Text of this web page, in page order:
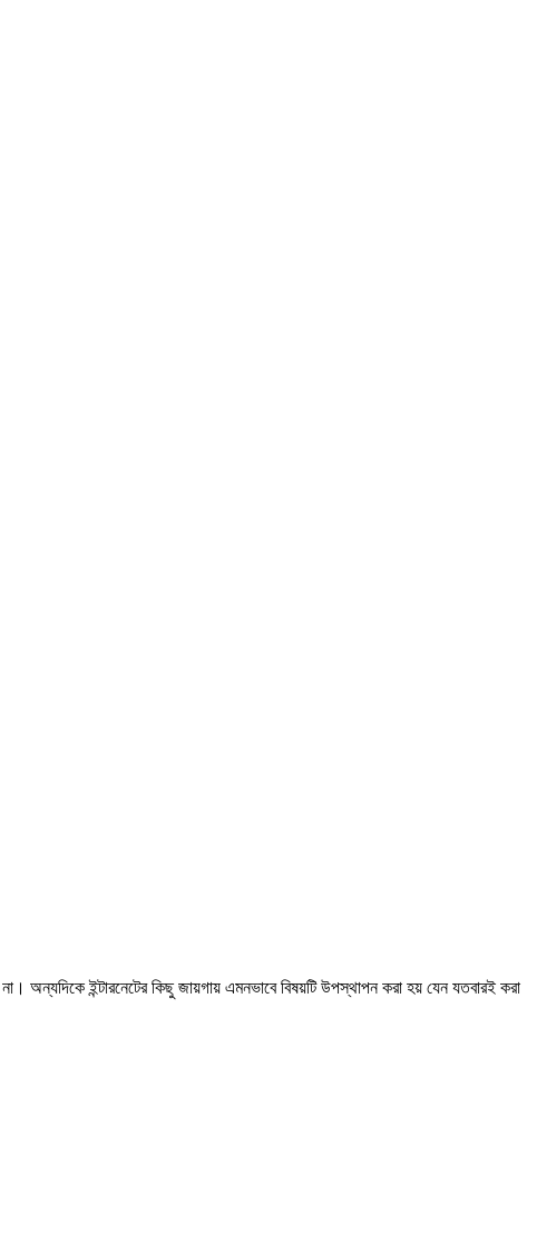
অন্যদিকে ইন্টারনেটের কিছু জায়গায় এমনভাবে বিষয়টি উপস্থাপন করা হয় যেন যতবারই করা